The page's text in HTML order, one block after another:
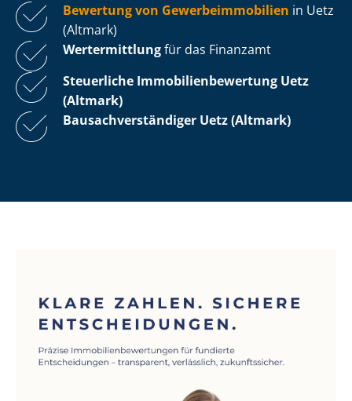
Bewertung von Ge­wer­be­im­mo­bi­li­en in Uetz
(Altmark)
Wertermittlungfür das Finanzamt
Steuerliche Im­mo­bi­li­en­be­wer­tung Uetz
(Altmark)
Bau­sach­ver­stän­di­ger Uetz (Altmark)